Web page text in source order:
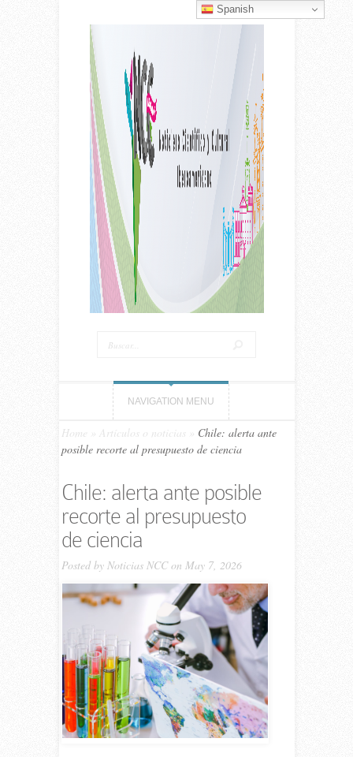
NAVIGATION MENU
Home Artículos o noticias
Chile: alerta ante
posible recorte al presupuesto de ciencia
Chile: alerta ante posible
recorte al presupuesto
de ciencia
Posted by Noticias NCCon May 7, 2026
Spanish